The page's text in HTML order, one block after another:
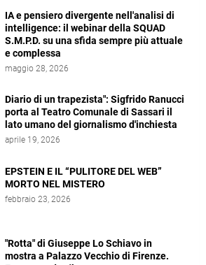
IA e pensiero divergente nell'analisi di
intelligence: il webinar della SQUAD
S.M.P.D. su una sfida sempre più attuale
e complessa
maggio 28, 2026
Diario di un trapezista": Sigfrido Ranucci
porta al Teatro Comunale di Sassari il
lato umano del giornalismo d'inchiesta
aprile 19, 2026
EPSTEIN E IL “PULITORE DEL WEB”
MORTO NEL MISTERO
febbraio 23, 2026
"Rotta" di Giuseppe Lo Schiavo in
mostra a Palazzo Vecchio di Firenze.